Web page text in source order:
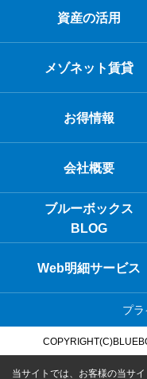
資産の活用
メゾネット賃貸
お得情報
会社概要
ブルーボックス
BLOG
Web明細サービス
プ
当サイトでは、お客様の当サ